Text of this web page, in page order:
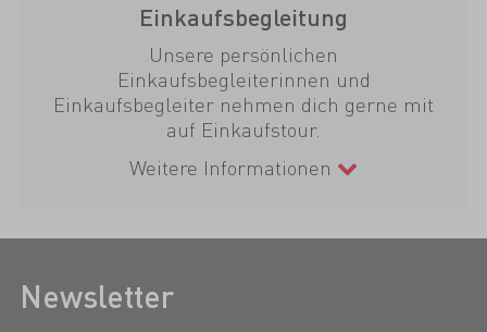
Einkaufsbegleitung
Unsere persönlichen
Einkaufsbegleiterinnen und
Einkaufsbegleiter nehmen dich gerne mit
auf Einkaufstour.
Weitere Informationen
Newsletter